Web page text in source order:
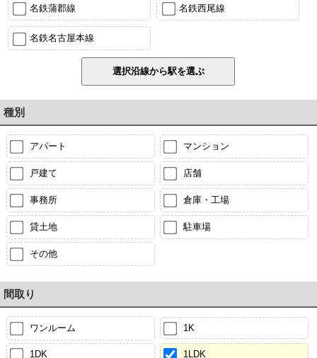
名鉄蒲郡線 名鉄西尾線
名鉄名古屋本線
種別
アパート マンション
戸建て 店舗
事務所 倉庫・工場
貸土地 駐車場
その他
間取り
ワンルーム 1K
1DK 1LDK